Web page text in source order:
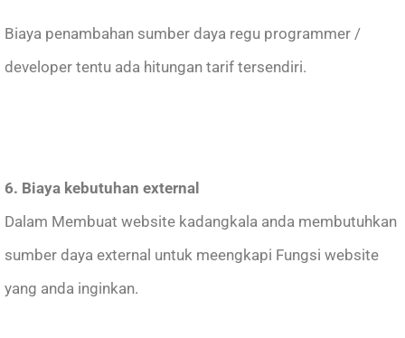
Biaya penambahan sumber daya regu programmer /
developer tentu ada hitungan tarif tersendiri.
6. Biaya kebutuhan external
Dalam Membuat website kadangkala anda membutuhkan
sumber daya external untuk meengkapi Fungsi website
yang anda inginkan.